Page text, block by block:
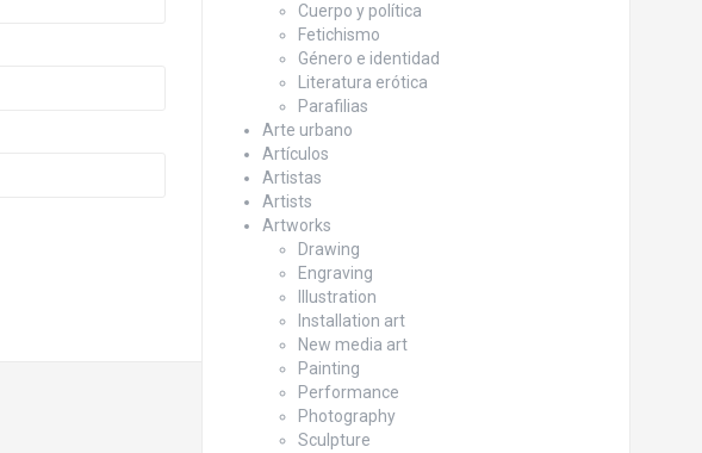
Cuerpo y política
Fetichismo
Género e identidad
Literatura erótica
Parafilias
Arte urbano
Artículos
Artistas
Artists
Artworks
Drawing
Engraving
Illustration
Installation art
New media art
Painting
Performance
Photography
Sculpture